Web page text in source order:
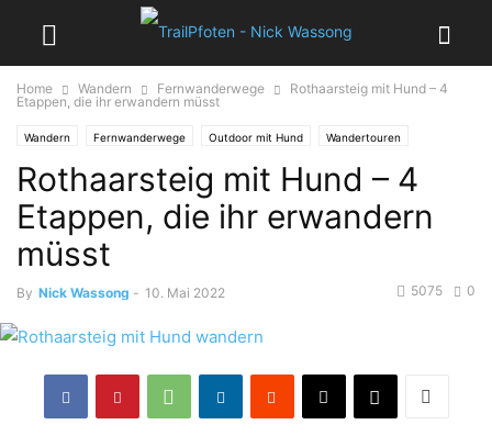
Home Wandern Fernwanderwege
Rothaarsteig mit Hund – 4
Etappen, die ihr erwandern müsst
Wandern Fernwanderwege Outdoor mit Hund Wandertouren
Rothaarsteig mit Hund – 4
Etappen, die ihr erwandern
müsst
By Nick Wassong - 10. Mai 2022 0
5075